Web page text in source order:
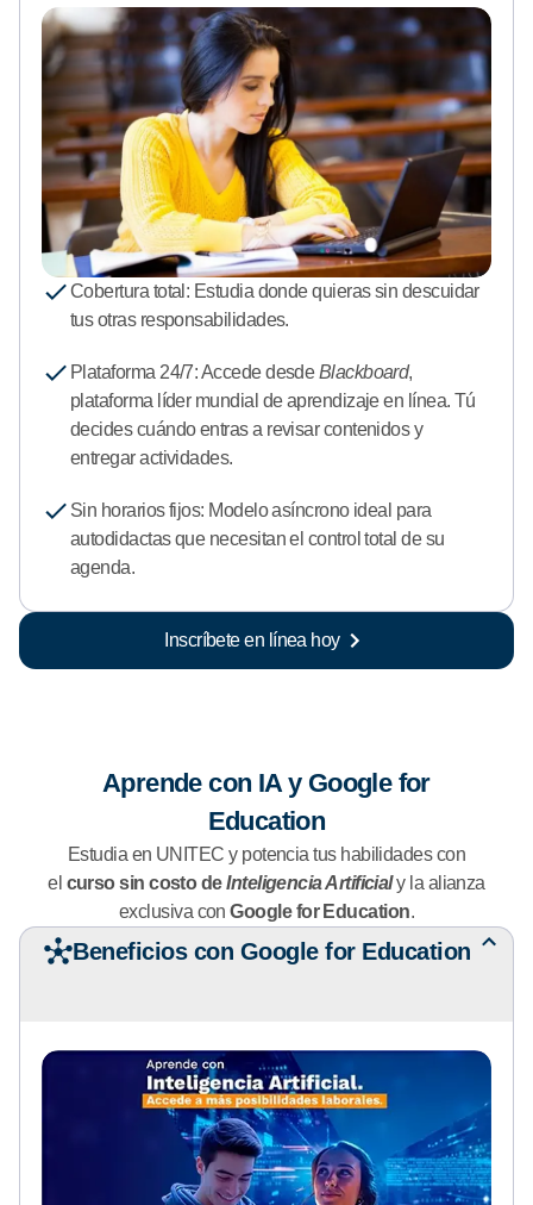
Cobertura total: Estudia donde quieras sin descuidar
tus otras responsabilidades.
Plataforma 24/7: Accede desdeBlackboard,
plataforma líder mundial de aprendizaje en línea. Tú
decides cuándo entras a revisar contenidos y
entregar actividades.
Sin horarios fijos: Modelo asíncrono ideal para
autodidactas que necesitan el control total de su
agenda.
Inscríbete en línea hoy
Aprende con IA y Google for
Education
Estudia en UNITEC y potencia tus habilidades con
el curso sin costo deInteligencia Artificial y la alianza
exclusiva conGoogle for Education.
Beneficios con Google for Education